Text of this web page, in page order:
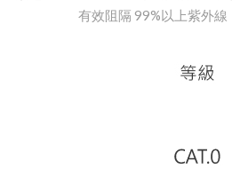
有效阻隔 99%以上紫外線